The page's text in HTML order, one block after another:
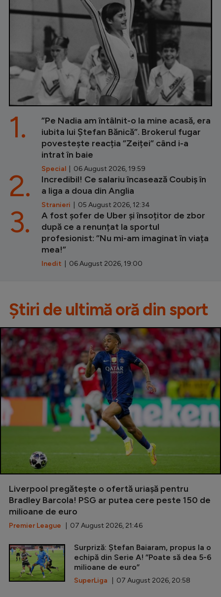
”Pe Nadia am întâlnit-o la mine acasă, era
iubita lui Ștefan Bănică”. Brokerul fugar
povestește reacția ”Zeiței” când i-a
intrat în baie
Special | 06 August 2026, 19:59
1.
Incredibil! Ce salariu încasează Coubiș în
a liga a doua din Anglia
Stranieri | 05 August 2026, 12:34
2.
A fost șofer de Uber și însoțitor de zbor
după ce a renunțat la sportul
profesionist: ”Nu mi-am imaginat în viața
mea!”
Inedit | 06 August 2026, 19:00
3.
Știri de ultimă oră din sport
Liverpool pregătește o ofertă uriașă pentru
Bradley Barcola! PSG ar putea cere peste 150 de
milioane de euro
Premier League | 07 August 2026, 21:46
Surpriză: Ștefan Baiaram, propus la o
echipă din Serie A! ”Poate să dea 5-6
milioane de euro”
SuperLiga | 07 August 2026, 20:58